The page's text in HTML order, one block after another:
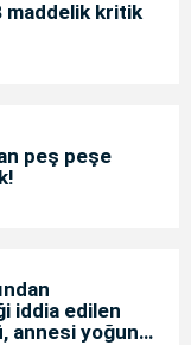
maddelik kritik
peş peşe
iddia edilen
annesi yoğun